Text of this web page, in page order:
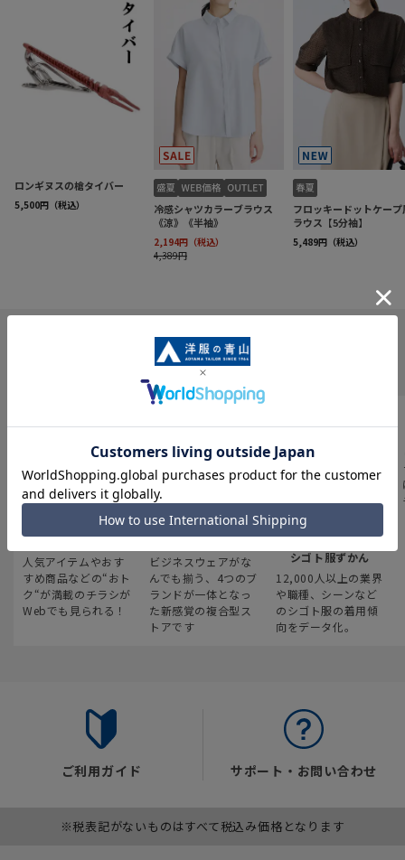
INFORMATION
最新のお買い得情報
人気アイテムやおす
すめ商品などの“おト
ク“が満載のチラシが
Webでも見られる！
スーツスクエア
ビジネスウェアがな
んでも揃う、4つのブ
ランドが一体となっ
た新感覚の複合型ス
トアです
みんなの
シゴト服ずかん
12,000人以上の業界
や職種、シーンなど
のシゴト服の着用傾
向をデータ化。
ご利用ガイド サポート・お問い合わせ
※税表記がないものはすべて税込み価格となります